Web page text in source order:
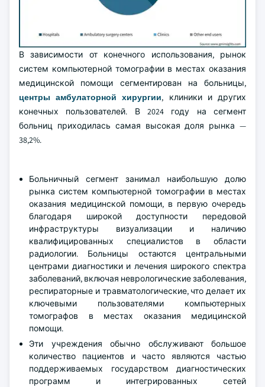
В зависимости от конечного использования, рынок
систем компьютерной томографии в местах оказания
медицинской помощи сегментирован на больницы,
центры амбулаторной хирургии, клиники и других
конечных пользователей. В 2024 году на сегмент
больниц приходилась самая высокая доля рынка —
38,2%.
Больничный сегмент занимал наибольшую долю
рынка систем компьютерной томографии в местах
оказания медицинской помощи, в первую очередь
благодаря широкой доступности передовой
инфраструктуры визуализации и наличию
квалифицированных специалистов в области
радиологии. Больницы остаются центральными
центрами диагностики и лечения широкого спектра
заболеваний, включая неврологические заболевания,
респираторные и травматологические, что делает их
ключевыми пользователями компьютерных
томографов в местах оказания медицинской
помощи.
Эти учреждения обычно обслуживают большое
количество пациентов и часто являются частью
поддерживаемых государством диагностических
программ и интегрированных сетей